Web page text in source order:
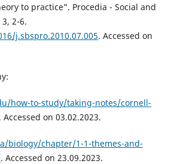
to practice”. Procedia - Social and
2-6.
j.sbspro.2010.07.005. Accessed on
how-to-study/taking-notes/cornell-
Accessed on 03.02.2023.
biology/chapter/1-1-themes-and-
. Accessed on 23.09.2023.